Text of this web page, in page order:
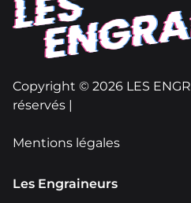
Copyright © 2026 LES
réservés |
Mentions légales
Les Engraineurs